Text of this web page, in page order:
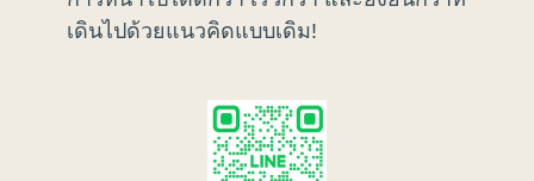
เดินไปด้วยแนวคิดแบบเดิม!